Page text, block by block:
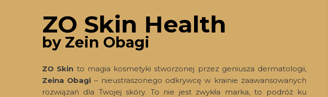
ZO Skin Health
by Zein Obagi
ZO Skin to magia kosmetyki stworzonej przez geniusza dermatologii,
Zeina Obagi – nieustraszonego odkrywcę w krainie zaawansowanych
rozwiązań dla Twojej skóry. To nie jest zwykła marka, to podróż ku
Zgoda na pliki
Cookies to małe pliki danych, które są
przeglądania stron internetowych.
personalizacji treści, oraz analizy ruchu na